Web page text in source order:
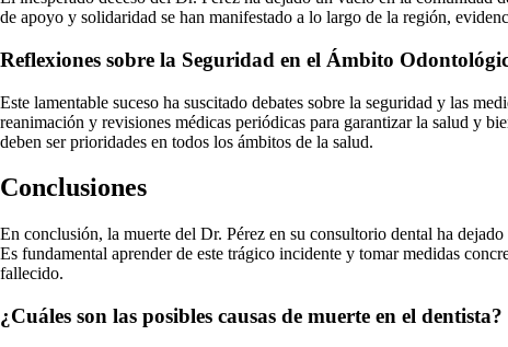
de apoyo y solidaridad se han manifestado a lo largo de la región,
Reflexiones sobre la Seguridad en el Ámbito
Este lamentable suceso ha suscitado debates sobre la seguridad y las
reanimación y revisiones médicas periódicas para garantizar la salud y
deben ser prioridades en todos los ámbitos de la salud.
Conclusiones
En conclusión, la muerte del Dr. Pérez en su consultorio dental ha
Es fundamental aprender de este trágico incidente y tomar medidas
fallecido.
¿Cuáles son las posibles causas de muerte en el dentista?